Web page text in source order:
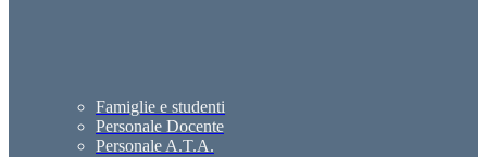
Famiglie e studenti
Personale Docente
Personale A.T.A.